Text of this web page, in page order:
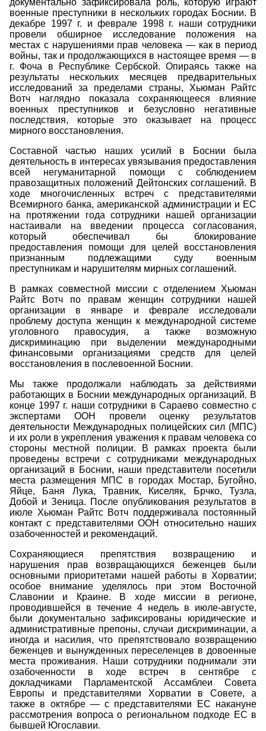
документально зафиксировала роль, которую играют
военные преступники в нескольких городах Боснии. В
декабре 1997 г. и феврале 1998 г. наши сотрудники
провели обширное исследование положения на
местах с нарушениями прав человека — как в период
войны, так и продолжающихся в настоящее время — в
г. Фоча в Республике Сербской. Опираясь также на
результаты нескольких месяцев предварительных
исследований за пределами страны, Хьюман Райтс
Вотч наглядно показала сохраняющееся влияние
военных преступников и безусловно негативные
последствия, которые это оказывает на процесс
мирного восстановления.
Составной частью наших усилий в Боснии была
деятельность в интересах увязывания предоставления
всей негуманитарной помощи с соблюдением
правозащитных положений Дейтонских соглашений. В
ходе многочисленных встреч с представителями
Всемирного банка, американской администрации и ЕС
на протяжении года сотрудники нашей организации
настаивали на введении процесса согласования,
который обеспечивал бы блокирование
предоставления помощи для целей восстановления
признанным подлежащими суду военным
преступникам и нарушителям мирных соглашений.
В рамках совместной миссии с отделением Хьюман
Райтс Вотч по правам женщин сотрудники нашей
организации в январе и феврале исследовали
проблему доступа женщин к международной системе
уголовного правосудия, а также возможную
дискриминацию при выделении международными
финансовыми организациями средств для целей
восстановления в послевоенной Боснии.
Мы также продолжали наблюдать за действиями
работающих в Боснии международных организаций. В
конце 1997 г. наши сотрудники в Сараево совместно с
экспертами ООН провели оценку результатов
деятельности Международных полицейских сил (МПС)
и их роли в укрепления уважения к правам человека со
стороны местной полиции. В рамках проекта были
проведены встречи с сотрудниками международных
организаций в Боснии, наши представители посетили
места размещения МПС в городах Мостар, Бугойно,
Яйце, Баня Лука, Травник, Киселяк, Брчко, Тузла,
Добой и Зеница. После опубликования результатов в
июле Хьюман Райтс Вотч поддерживала постоянный
контакт с представителями ООН относительно наших
озабоченностей и рекомендаций.
Сохраняющиеся препятствия возвращению и
нарушения прав возвращающихся беженцев были
основными приоритетами нашей работы в Хорватии;
особое внимание уделялось при этом Восточной
Славонии и Краине. В ходе миссии в регионе,
проводившейся в течение 4 недель в июле-августе,
были документально зафиксированы юридические и
административные препоны, случаи дискриминации, а
иногда и насилия, что препятствовало возвращению
беженцев и вынужденных переселенцев в довоенные
места проживания. Наши сотрудники поднимали эти
озабоченности в ходе встреч в сентябре с
докладчиками Парламентской Ассамблеи Совета
Европы и представителями Хорватии в Совете, а
также в октябре — с представителями ЕС накануне
рассмотрения вопроса о региональном подходе ЕС в
бывшей Югославии.